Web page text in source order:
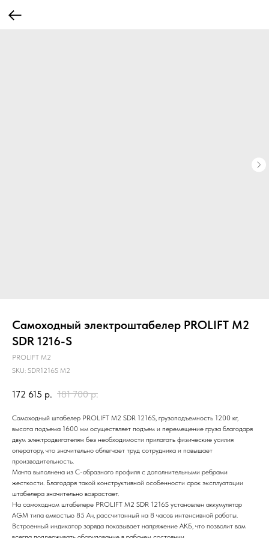
Самоходный электроштабелер PROLIFT M2
SDR 1216-S
PROLIFT M2
SKU: SDR1216S M2
172 615 р. 181 700 р.
Самоходный штабелер PROLIFT M2 SDR 1216S, грузоподъемность 1200 кг,
высота подъема 1600 мм осуществляет подъем и перемещение груза благодаря
двум электродвигателям без необходимости прилагать физические усилия
оператору, что значительно облегчает труд сотрудника и повышает
производительность.
Мачта выполнена из С-образного профиля с дополнительными ребрами
жесткости. Благодаря такой конструктивной особенности срок эксплуатации
штабелера значительно возрастает.
На самоходном штабелере PROLIFT M2 SDR 1216S установлен аккумулятор
AGM типа емкостью 85 Ач, рассчитанный на 8 часов интенсивной работы.
Встроенный индикатор заряда показывает напряжение АКБ, что позволит вам